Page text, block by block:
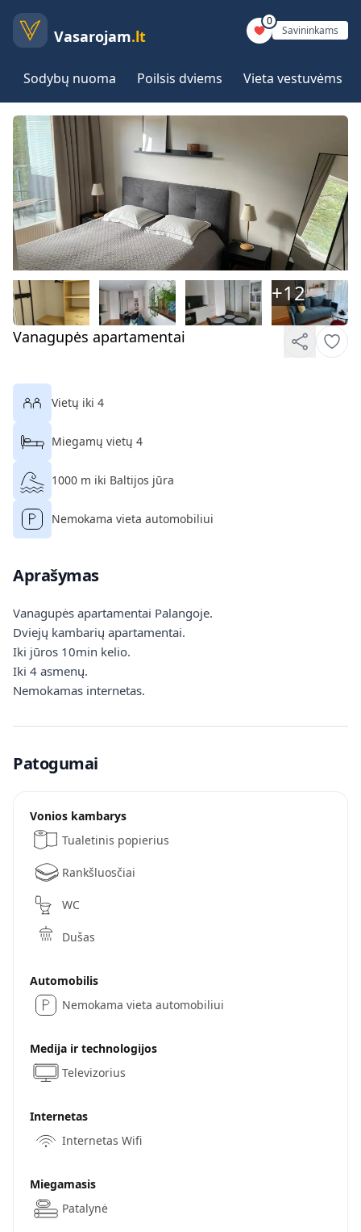
Vasarojam.lt
0
Savininkams
Sodybų nuoma Poilsis dviems Vieta vestuvėms
Vanagupės apartamentai
+12
Vietų iki 4
Miegamų vietų 4
1000 m iki Baltijos jūra
Nemokama vieta automobiliui
Aprašymas
Vanagupės apartamentai Palangoje.
Dviejų kambarių apartamentai.
Iki jūros 10min kelio.
Iki 4 asmenų.
Nemokamas internetas.
Patogumai
Vonios kambarys
Tualetinis popierius
Rankšluosčiai
WC
Dušas
Automobilis
Nemokama vieta automobiliui
Medija ir technologijos
Televizorius
Internetas
Internetas Wifi
Miegamasis
Patalynė